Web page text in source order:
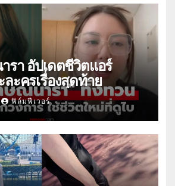
า อัปเดตชีวิตแอร์
ะครเรื่องสุดท้าย
ฟิล์มฟีเวอร์